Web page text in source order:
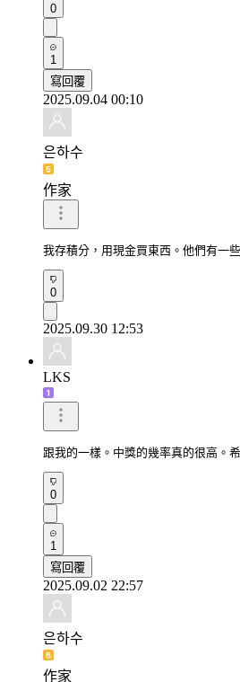
0
1
寫回覆
2025.09.04 00:10
은하수
作家
我存積分，用現金買東西。他們有一
0
2025.09.30 12:53
LKS
跟我的一樣。中獎的幾率真的很高。
0
1
寫回覆
2025.09.02 22:57
은하수
作家